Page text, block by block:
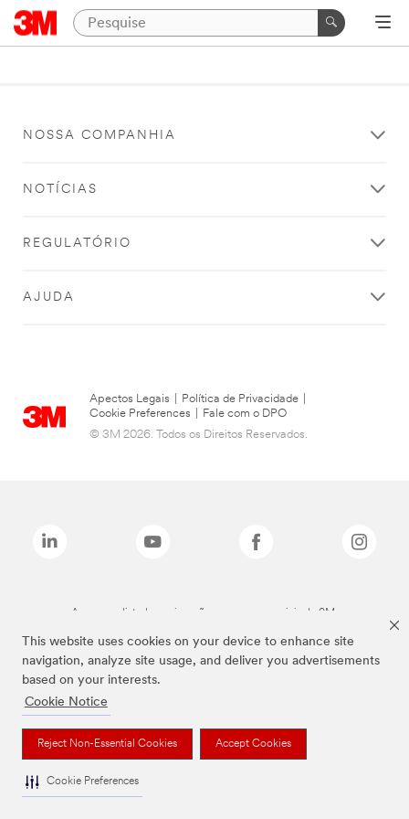
This website uses cookies on your device to enhance site
navigation, analyze site usage, and deliver you advertisements
based on your interests.
Cookie Notice
Reject Non-Essential Cookies Accept Cookies
Cookie Preferences
NOSSA COMPANHIA
NOTÍCIAS
REGULATÓRIO
AJUDA
Apectos Legais Política de Privacidade
Cookie Preferences
Fale com o DPO
© 3M 2026. Todos os Direitos Reservados.
As marcas listadas a cima são marcas comerciais da 3M.